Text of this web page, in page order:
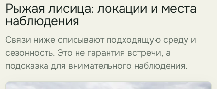
Рыжая лисица: локации и места
наблюдения
Связи ниже описывают подходящую среду и
сезонность. Это не гарантия встречи, а
подсказка для внимательного наблюдения.